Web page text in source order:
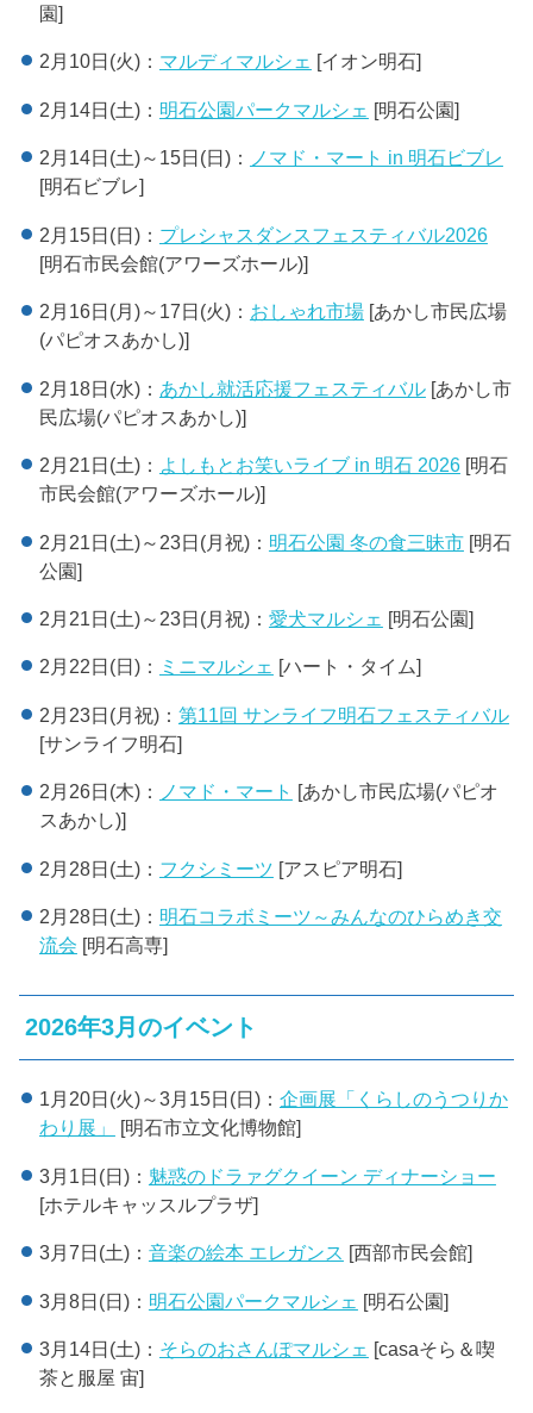
園]
2月10日(火)： マルディマルシェ [イオン明石]
2月14日(土)： 明石公園パークマルシェ [明石公園]
2月14日(土)～15日(日)：
ノマド・マート in 明石ビブレ
[明石ビブレ]
2月15日(日)： プレシャスダンスフェスティバル2026
[明石市民会館(アワーズホール)]
2月16日(月)～17日(火)： おしゃれ市場[あかし市民広場
(パピオスあかし)]
2月18日(水)： あかし就活応援フェスティバル[あかし市
民広場(パピオスあかし)]
2月21日(土)： よしもとお笑いライブ in 明石 2026[明石
市民会館(アワーズホール)]
2月21日(土)～23日(月祝)： 明石公園 冬の食三昧市[明石
公園]
2月21日(土)～23日(月祝)： 愛犬マルシェ [明石公園]
2月22日(日)： ミニマルシェ [ハート・タイム]
2月23日(月祝)： 第11回 サンライフ明石フェスティバル
[サンライフ明石]
2月26日(木)： ノマド・マート [あかし市民広場(パピオ
スあかし)]
2月28日(土)： フクシミーツ [アスピア明石]
2月28日(土)： 明石コラボミーツ～みんなのひらめき交
流会 [明石高専]
2026年3月のイベント
1月20日(火)～3月15日(日)： 企画展「くらしのうつりか
わり展」
[明石市立文化博物館]
3月1日(日)： 魅惑のドラァグクイーン ディナーショー
[ホテルキャッスルプラザ]
3月7日(土)： 音楽の絵本 エレガンス [西部市民会館]
3月8日(日)： 明石公園パークマルシェ [明石公園]
3月14日(土)： そらのおさんぽマルシェ [casaそら＆喫
茶と服屋 宙]